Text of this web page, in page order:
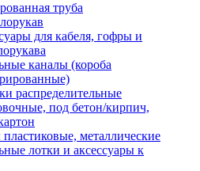
труба
для кабеля, гофры и
каналы (короба
распределительные
под бетон/кирпич,
металлические
лотки и аксессуары к